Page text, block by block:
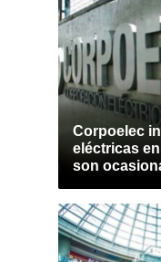
Corpoelec
eléctricas
son